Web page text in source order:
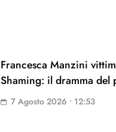
Francesca Manzini
Shaming: il dramma del
7 Agosto 2026 • 12:53